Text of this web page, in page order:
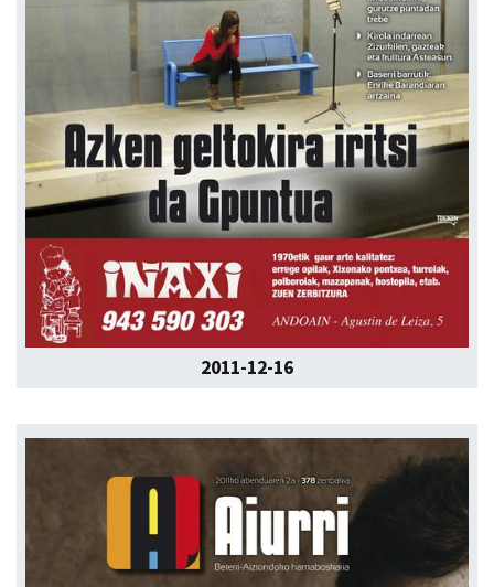
2011-12-16